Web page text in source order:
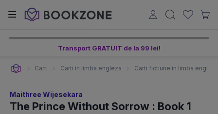
Transport GRATUIT de la 99 lei!
Carti Carti in limba engleza Carti fictiune in limba engleza
Maithree Wijesekara
The Prince Without Sorrow : Book 1